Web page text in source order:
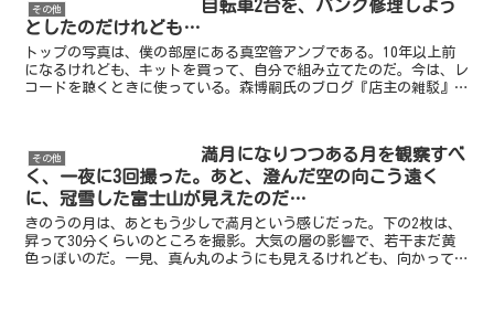
その他
自転車2台を、パンク修理しよう
としたのだけれども…
トップの写真は、僕の部屋にある真空管アンプである。10年以上前
になるけれども、キットを買って、自分で組み立てたのだ。今は、レ
コードを聴くときに使っている。森博嗣氏のブログ『店主の雑駁』に
その他
満月になりつつある月を観察すべ
く、一夜に3回撮った。あと、澄んだ空の向こう遠く
に、冠雪した富士山が見えたのだ…
きのうの月は、あともう少しで満月という感じだった。下の2枚は、
昇って30分くらいのところを撮影。大気の層の影響で、若干まだ黄
色っぽいのだ。一見、真ん丸のようにも見えるけれども、向かって左